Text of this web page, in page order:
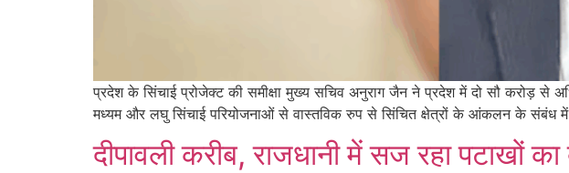
प्रदेश के सिंचाई प्रोजेक्ट की समीक्षा मुख्य सचिव अनुराग जैन ने प्रदेश में दो सौ करोड़ से
मध्यम और लघु सिंचाई परियोजनाओं से वास्तविक रुप से सिंचित क्षेत्रों के आंकलन के संबंध
दीपावली करीब, राजधानी में सज रहा पटाखों का